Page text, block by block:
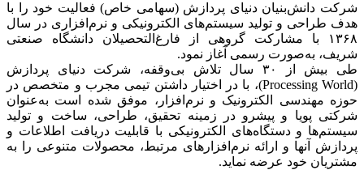
شرکت دانش‌بنیان دنیای پردازش (سهامی خاص) فعالیت خود را با
هدف طراحی و تولید سیستم‌های الکترونیکی و نرم‌افزاری در سال
۱۳۶۸ با مشارکت گروهی از فارغ‌التحصیلان دانشگاه صنعتی
شریف، به‌صورت رسمی آغاز نمود.
طی بیش از ۳۰ سال تلاش بی‌وقفه، شرکت دنیای پردازش
(Processing World)، با در اختیار داشتن تیمی مجرب و متخصص در
حوزه مهندسی الکترونیک و نرم‌افزار، موفق شده است به‌عنوان
شرکتی پویا و پیشرو در زمینه‌ تحقیق، طراحی، ساخت و تولید
سیستم‌ها و دستگاه‌های الکترونیکی با قابلیت دریافت اطلاعات و
پردازش آنها و ارائه‌ نرم‌افزارهای مرتبط، محصولات متنوعی را به
مشتریان خود عرضه نماید.